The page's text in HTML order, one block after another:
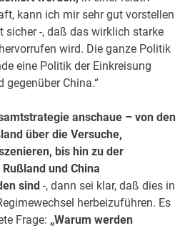
kann ich mir sehr gut vorstellen
-, daß das wirklich starke
wird. Die ganze Politik
eine Politik der Einkreisung
gegenüber China.“
anschaue – von den
über die Versuche,
bis hin zu der
und China
sind -, dann sei klar, daß dies in
herbeizuführen. Es
Frage: „Warum werden